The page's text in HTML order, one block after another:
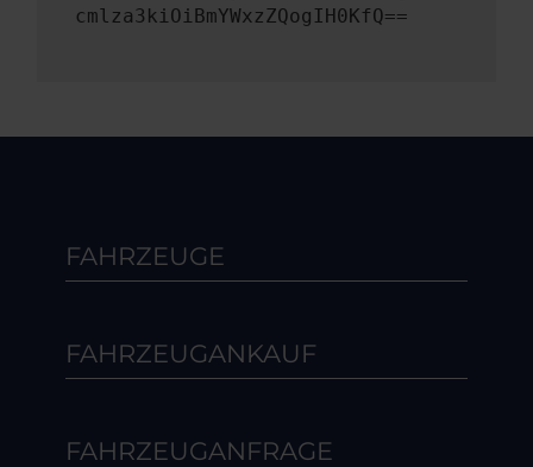
cmlza3kiOiBmYWxzZQogIH0KfQ==
FAHRZEUGE
FAHRZEUGANKAUF
FAHRZEUGANFRAGE